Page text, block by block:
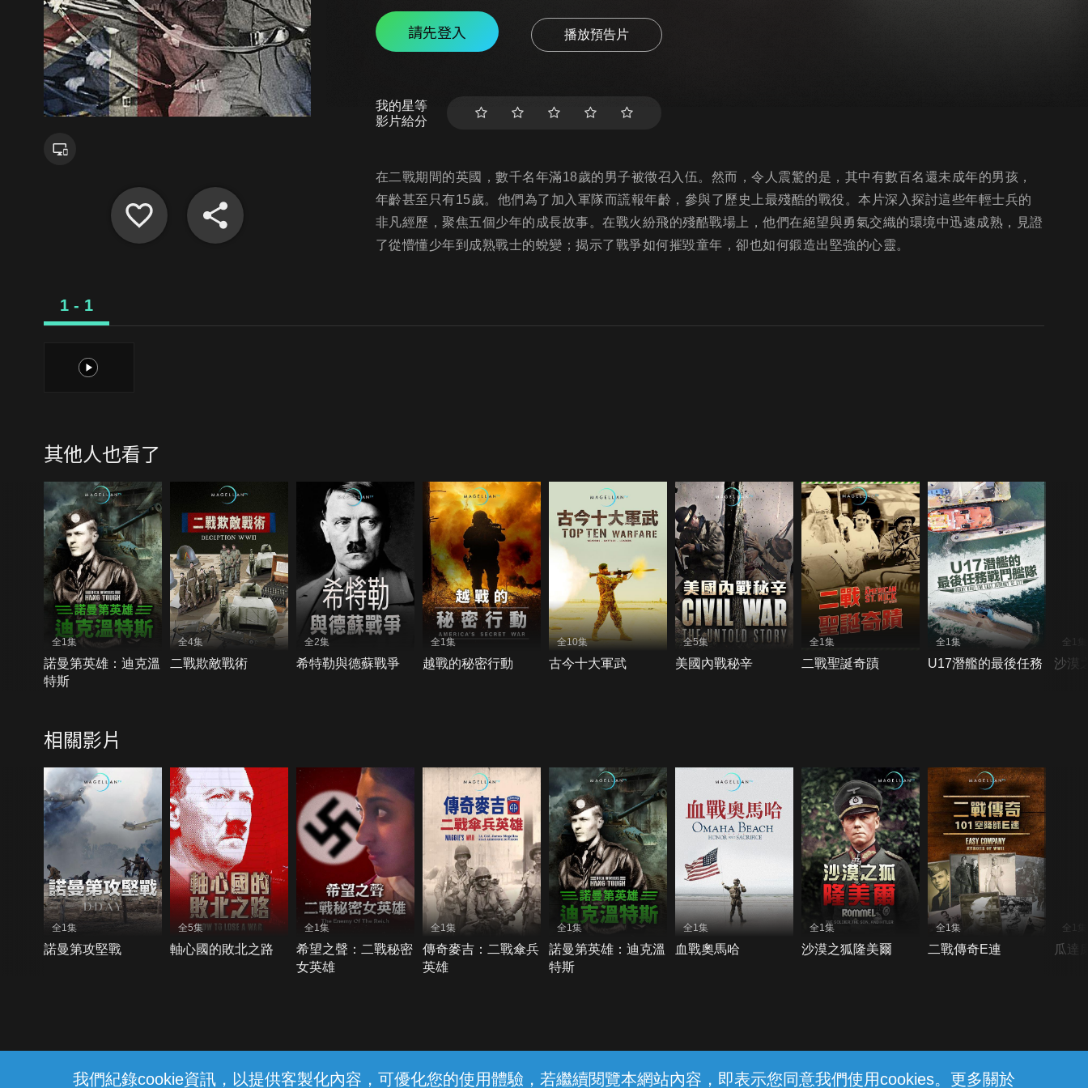
我們紀錄cookie資訊，以提供客製化內容，可優化您的使用體驗，若繼續閱覽本網站內容，即表示您同意我們使用cookies。更多關於
請先登入 播放預告片
我的星等
影片給分
在二戰期間的英國，數千名年滿18歲的男子被徵召入伍。然而，令人震驚的是，其中有數百名還未成年的男孩，
年齡甚至只有15歲。他們為了加入軍隊而謊報年齡，參與了歷史上最殘酷的戰役。本片深入探討這些年輕士兵的
非凡經歷，聚焦五個少年的成長故事。在戰火紛飛的殘酷戰場上，他們在絕望與勇氣交織的環境中迅速成熟，見證
了從懵懂少年到成熟戰士的蛻變；揭示了戰爭如何摧毀童年，卻也如何鍛造出堅強的心靈。
1 - 1
1
其他人也看了
全1集
諾曼第英雄：迪克溫
特斯
全4集
二戰欺敵戰術
全2集
希特勒與德蘇戰爭
全1集
越戰的秘密行動
全10集
古今十大軍武
全5集
美國內戰秘辛
全1集
二戰聖誕奇蹟
全1集
U17潛艦的最後任務
全1集
沙漠
相關影片
全1集
諾曼第攻堅戰
全5集
軸心國的敗北之路
全1集
希望之聲：二戰秘密
女英雄
全1集
傳奇麥吉：二戰傘兵
英雄
全1集
諾曼第英雄：迪克溫
特斯
全1集
血戰奧馬哈
全1集
沙漠之狐隆美爾
全1集
二戰傳奇E連
全1集
瓜達
線上客服 服務條款 隱私權保護